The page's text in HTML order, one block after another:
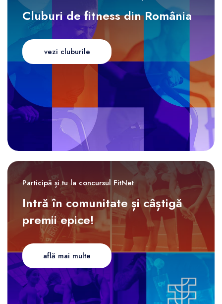
Cluburi de fitness din România
vezi cluburile
Participă și tu la concursul FitNet
Intră în comunitate și câștigă
premii epice!
află mai multe